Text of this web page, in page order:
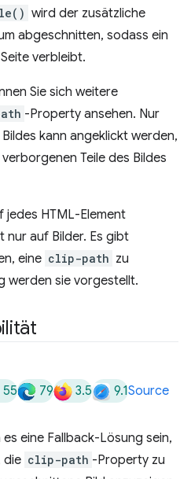
wird der zusätzliche
abgeschnitten, sodass ein
verbleibt.
Sie sich weitere
-Property ansehen. Nur
kann angeklickt werden,
Teile des Bildes
jedes HTML-Element
nur auf Bilder. Es gibt
eine clip-path zu
werden sie vorgestellt.
55 79 3.5 9.1Source
eine Fallback-Lösung sein,
die clip-path -Property zu